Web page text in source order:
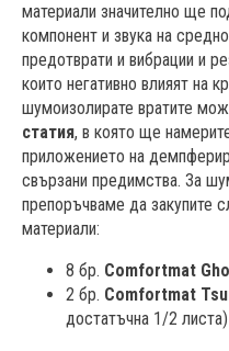
материали значително ще
компонент и звука на
предотврати и вибрации и
които негативно влияят на
шумоизолирате вратите
статия, в която ще
приложението на
свързани предимства. За
препоръчваме да закупите
материали:
8 бр. Comfortmat
2 бр. Comfortmat
достатъчна 1/2 листа)